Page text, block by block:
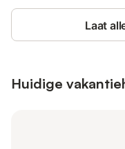
Laat
Huidige